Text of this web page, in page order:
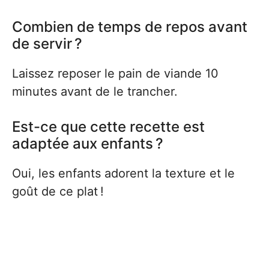
Combien de temps de repos avant
de servir ?
Laissez reposer le pain de viande 10
minutes avant de le trancher.
Est-ce que cette recette est
adaptée aux enfants ?
Oui, les enfants adorent la texture et le
goût de ce plat !